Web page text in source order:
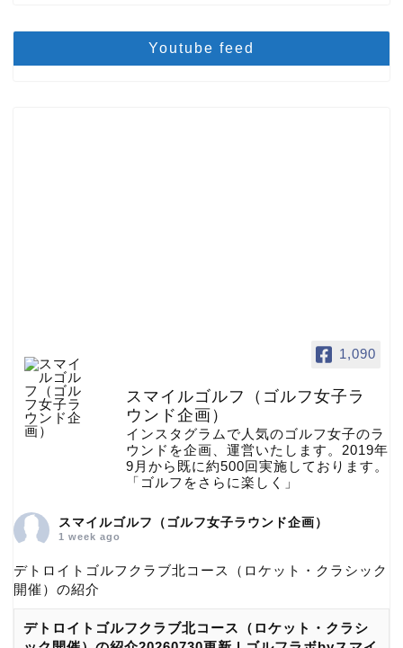
Youtube feed
1,090
スマイルゴルフ（ゴルフ女子ラ
ウンド企画）
インスタグラムで人気のゴルフ女子のラ
ウンドを企画、運営いたします。2019年
9月から既に約500回実施しております。
「ゴルフをさらに楽しく」
スマイルゴルフ（ゴルフ女子ラウンド企画）
1 week ago
デトロイトゴルフクラブ北コース（ロケット・クラシック
開催）の紹介
デトロイトゴルフクラブ北コース（ロケット・クラシ